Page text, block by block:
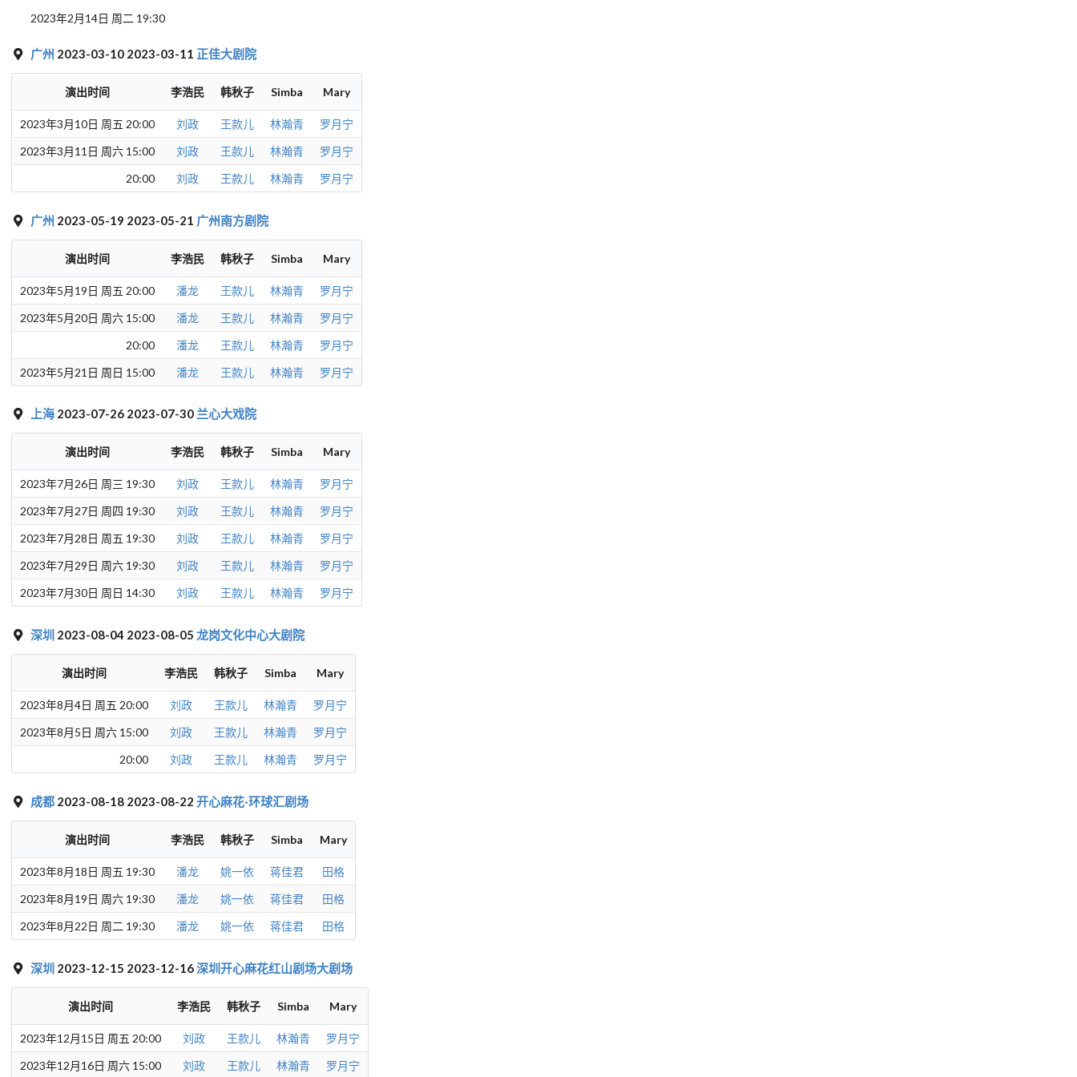
2023年2月14日 周二 19:30
广州 2023-03-10 2023-03-11 正佳大剧院
演出时间 李浩民 韩秋子 Simba Mary
2023年3月10日 周五 20:00 刘政 王款儿 林瀚青
罗月宁
2023年3月11日 周六 15:00
刘政 王款儿 林瀚青
罗月宁
20:00
刘政 王款儿 林瀚青 罗月宁
广州 2023-05-19 2023-05-21 广州南方剧院
演出时间 李浩民 韩秋子 Simba Mary
2023年5月19日 周五 20:00 潘龙 王款儿 林瀚青
罗月宁
2023年5月20日 周六 15:00
潘龙 王款儿 林瀚青
罗月宁
20:00
潘龙 王款儿 林瀚青
罗月宁
2023年5月21日 周日 15:00
潘龙 王款儿 林瀚青 罗月宁
上海 2023-07-26 2023-07-30 兰心大戏院
演出时间 李浩民 韩秋子 Simba Mary
2023年7月26日 周三 19:30 刘政 王款儿 林瀚青
罗月宁
2023年7月27日 周四 19:30
刘政 王款儿 林瀚青
罗月宁
2023年7月28日 周五 19:30
刘政 王款儿 林瀚青
罗月宁
2023年7月29日 周六 19:30
刘政 王款儿 林瀚青
罗月宁
2023年7月30日 周日 14:30
刘政 王款儿 林瀚青 罗月宁
深圳 2023-08-04 2023-08-05龙岗文化中心大剧院
演出时间 李浩民 韩秋子 Simba Mary
2023年8月4日 周五 20:00 刘政 王款儿 林瀚青
罗月宁
2023年8月5日 周六 15:00
刘政 王款儿 林瀚青
罗月宁
20:00
刘政 王款儿 林瀚青 罗月宁
成都 2023-08-18 2023-08-22开心麻花·环球汇剧场
演出时间 李浩民 韩秋子 Simba Mary
2023年8月18日 周五 19:30 潘龙 姚一依 蒋佳君
田格
2023年8月19日 周六 19:30
潘龙 姚一依 蒋佳君
田格
2023年8月22日 周二 19:30
潘龙 姚一依 蒋佳君 田格
深圳 2023-12-15 2023-12-16深圳开心麻花红山剧场大剧场
演出时间 李浩民 韩秋子 Simba Mary
2023年12月15日 周五 20:00 刘政 王款儿 林瀚青
罗月宁
2023年12月16日 周六 15:00
刘政 王款儿 林瀚青 罗月宁